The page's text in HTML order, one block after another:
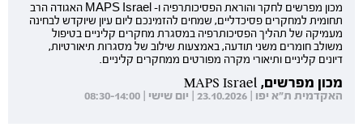
מכון מפרשים לחקר והוראת הפסיכותרפיה ו- MAPS Israel האגודה הרב
תחומית למחקרים פסיכדליים, שמחים להזמינכם ליום עיון שיוקדש לבחינה
מעמיקה של תהליך הפסיכותרפיה במסגרת מחקרים קליניים בטיפול
משולב חומרים משני תודעה, באמצעות שילוב של מסגרות תיאורטיות,
דיונים קליניים ותיאורי מקרה מפורטים ממחקרים קליניים.
מכון מפרשים, MAPS Israel
האקדמית ת"א יפו | 23.10.2026 | יום שישי | 08:30-14:00